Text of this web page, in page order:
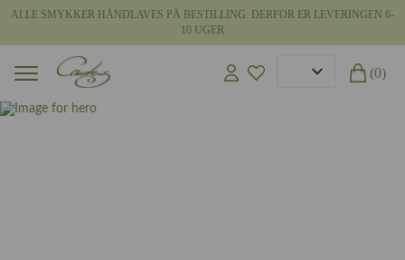
ALLE SMYKKER HÅNDLAVES PÅ BESTILLING. DERFOR ER LEVERINGEN 6-
10 UGER
(0)